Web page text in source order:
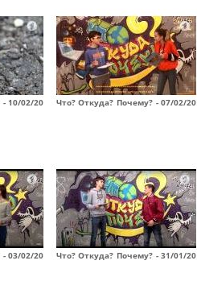
10/02/20 Что? Откуда? Почему? - 07/02/20
03/02/20 Что? Откуда? Почему? - 31/01/20